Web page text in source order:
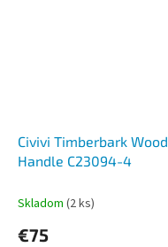
Civivi Timberbark Wood
Handle C23094-4
Skladom (2 ks)
€75